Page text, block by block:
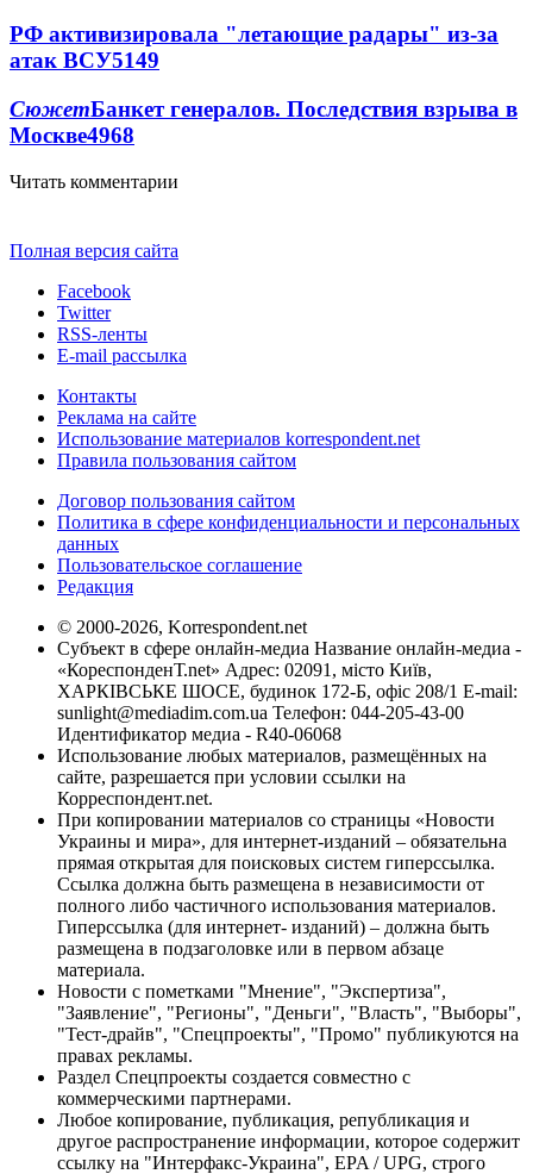
РФ активизировала "летающие радары" из-за
атак ВСУ5149
СюжетБанкет генералов. Последствия взрыва в
Москве4968
Читать комментарии
Полная версия сайта
Facebook
Twitter
RSS-ленты
E-mail рассылка
Контакты
Реклама на сайте
Использование материалов korrespondent.net
Правила пользования сайтом
Договор пользования сайтом
Политика в сфере конфиденциальности и персональных
данных
Пользовательское соглашение
Редакция
© 2000-2026, Korrespondent.net
Субъект в сфере онлайн-медиа Название онлайн-медиа -
«КореспонденТ.net» Адрес: 02091, місто Київ,
ХАРКІВСЬКЕ ШОСЕ, будинок 172-Б, офіс 208/1 E-mail:
sunlight@mediadim.com.ua Телефон: 044-205-43-00
Идентификатор медиа - R40-06068
Использование любых материалов, размещённых на
сайте, разрешается при условии ссылки на
Корреспондент.net.
При копировании материалов со страницы «Новости
Украины и мира», для интернет-изданий – обязательна
прямая открытая для поисковых систем гиперссылка.
Ссылка должна быть размещена в независимости от
полного либо частичного использования материалов.
Гиперссылка (для интернет- изданий) – должна быть
размещена в подзаголовке или в первом абзаце
материала.
Новости с пометками "Мнение", "Экспертиза",
"Заявление", "Регионы", "Деньги", "Власть", "Выборы",
"Тест-драйв", "Спецпроекты", "Промо" публикуются на
правах рекламы.
Раздел Спецпроекты создается совместно с
коммерческими партнерами.
Любое копирование, публикация, републикация и
другое распространение информации, которое содержит
ссылку на "Интерфакс-Украина", EPA / UPG, строго